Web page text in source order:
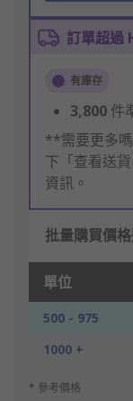
訂單超過
有庫存
3,800 件
**需要更多
下「查看送
資訊。
批量購買價
單位
500 - 975
1000 +
* 參考價格